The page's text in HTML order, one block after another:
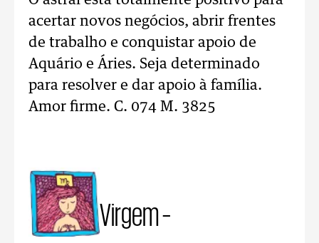
acertar novos negócios, abrir frentes
de trabalho e conquistar apoio de
Aquário e Áries. Seja determinado
para resolver e dar apoio à família.
Amor firme. C. 074 M. 3825
Virgem –